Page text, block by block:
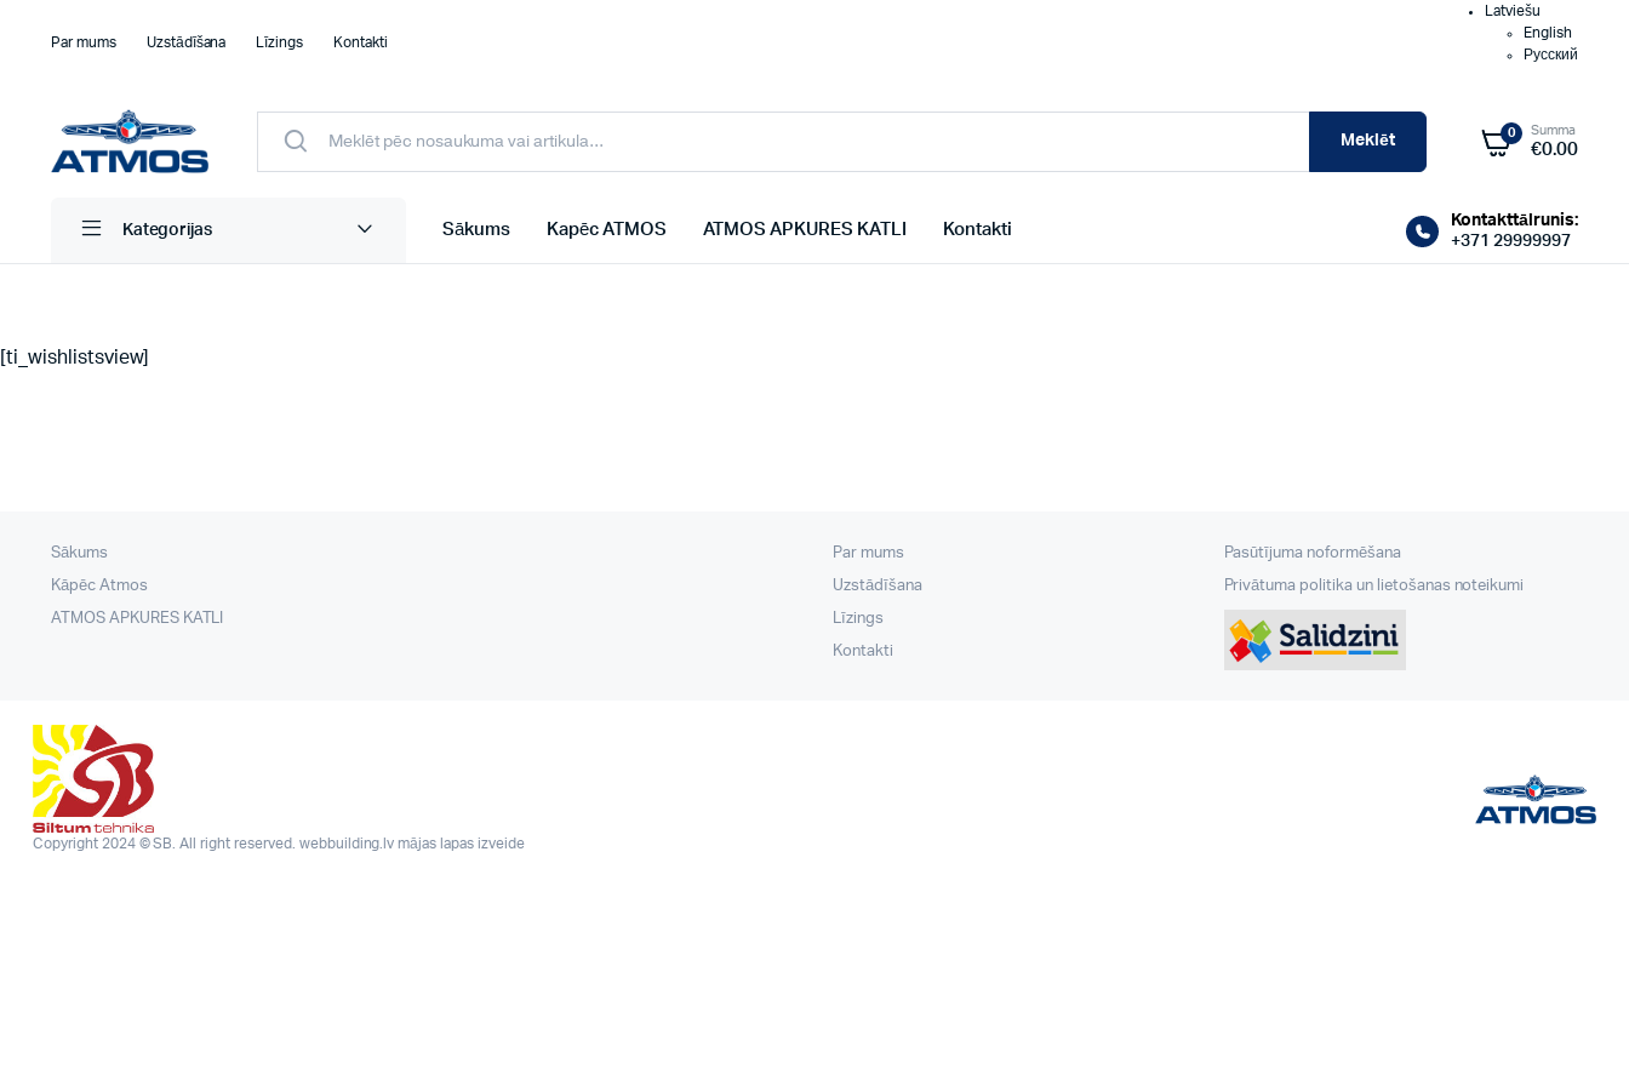
Par mums Uzstādīšana Līzings Kontakti
Latviešu
English
Русский
Meklēt 0 Summa
€0.00
Kategorijas Sākums Kapēc ATMOS ATMOS APKURES KATLI Kontakti
Kontakttālrunis:
+371 29999997
[ti_wishlistsview]
Sākums
Kāpēc Atmos
ATMOS APKURES KATLI
Par mums
Uzstādīšana
Līzings
Kontakti
Pasūtījuma noformēšana
Privātuma politika un lietošanas noteikumi
Copyright 2024 © SB. All right reserved. webbuilding.lvmājas lapas izveide